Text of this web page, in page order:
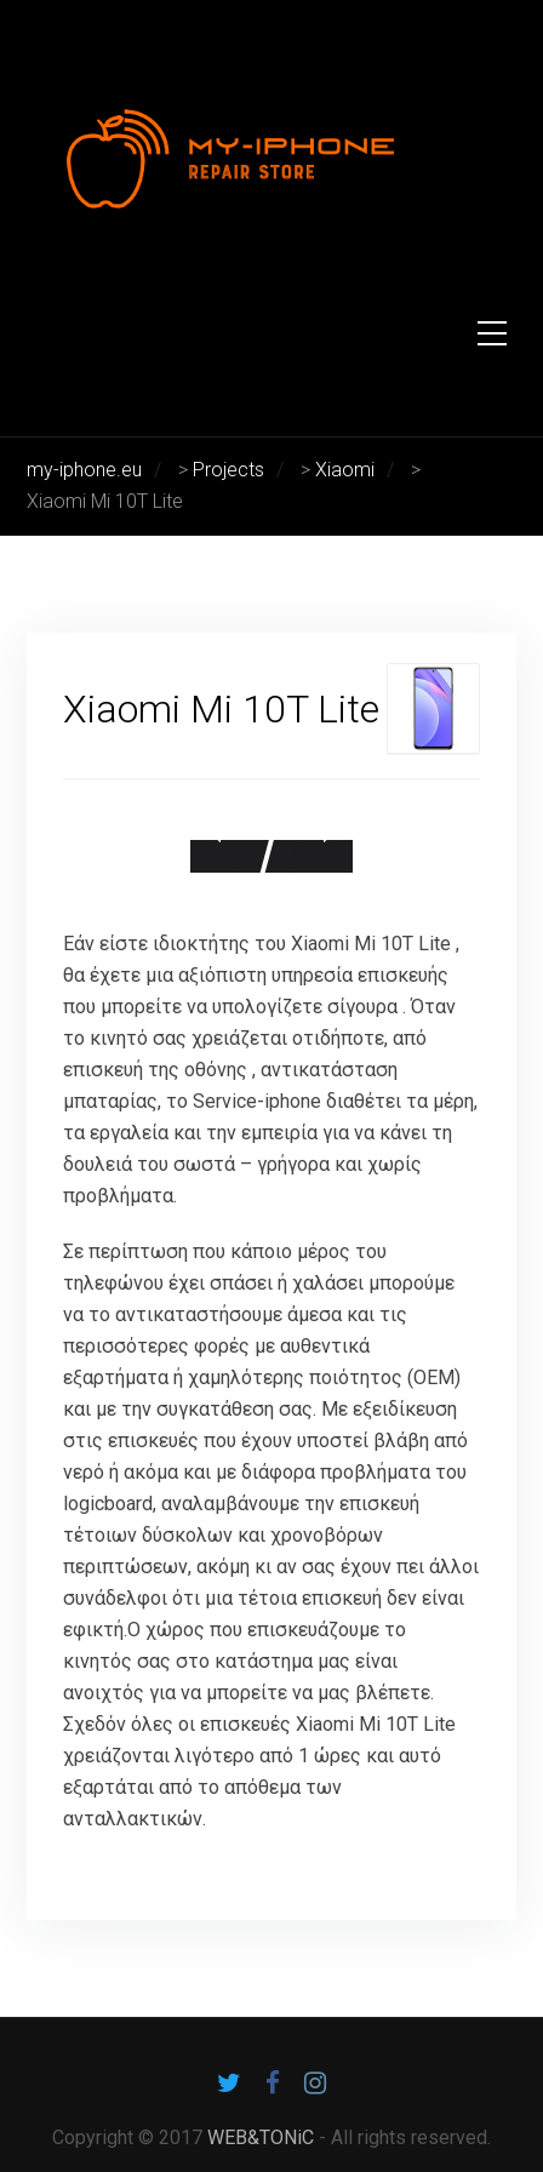
my-iphone.eu > Projects >Xiaomi
>
Xiaomi Mi 10T Lite
Xiaomi Mi 10T Lite
Εάν είστε ιδιοκτήτης του Xiaomi Mi 10T Lite ,
θα έχετε μια αξιόπιστη υπηρεσία επισκευής
που μπορείτε να υπολογίζετε σίγουρα . Όταν
το κινητό σας χρειάζεται οτιδήποτε, από
επισκευή της οθόνης , αντικατάσταση
μπαταρίας, το Service-iphone διαθέτει τα μέρη,
τα εργαλεία και την εμπειρία για να κάνει τη
δουλειά του σωστά – γρήγορα και χωρίς
προβλήματα.
Σε περίπτωση που κάποιο μέρος του
τηλεφώνου έχει σπάσει ή χαλάσει μπορούμε
να το αντικαταστήσουμε άμεσα και τις
περισσότερες φορές με αυθεντικά
εξαρτήματα ή χαμηλότερης ποιότητος (ΟΕΜ)
και με την συγκατάθεση σας. Με εξειδίκευση
στις επισκευές που έχουν υποστεί βλάβη από
νερό ή ακόμα και με διάφορα προβλήματα του
logicboard, αναλαμβάνουμε την επισκευή
τέτοιων δύσκολων και χρονοβόρων
περιπτώσεων, ακόμη κι αν σας έχουν πει άλλοι
συνάδελφοι ότι μια τέτοια επισκευή δεν είναι
εφικτή.Ο χώρος που επισκευάζουμε το
κινητός σας στο κατάστημα μας είναι
ανοιχτός για να μπορείτε να μας βλέπετε.
Σχεδόν όλες οι επισκευές Xiaomi Mi 10T Lite
χρειάζονται λιγότερο από 1 ώρες και αυτό
εξαρτάται από το απόθεμα των
ανταλλακτικών.
Copyright © 2017 WEB&TONiC - All rights reserved.